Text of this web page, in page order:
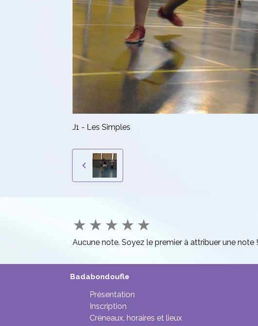
J1 - Les Simples
★ ★ ★ ★ ★
Aucune note. Soyez le premier à attribuer une note !
Badabondoufle
Présentation
Inscription
Créneaux, horaires et lieux